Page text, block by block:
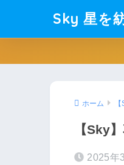
Sky 星を
ホーム
【Sky
2025年